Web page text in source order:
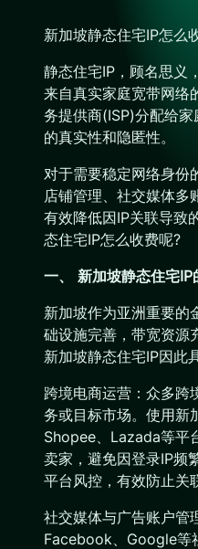
新加坡静态住宅IP怎么
静态住宅IP，顾名思义
来自真实家庭宽带网络
务提供商(ISP)分配给
的真实性和隐匿性。
对于需要稳定网络身份
店铺管理、社交媒体多
有效降低因IP关联导致
态住宅IP怎么收费呢?
一、 新加坡静态住宅IP
新加坡作为亚洲重要的
础设施完善，带宽资源
新加坡静态住宅IP因此
跨境电商运营：众多跨
务或目标市场。使用新
Shopee、Lazada等平
卖家，避免因登录IP频
平台风控，有效防止关
社交媒体与广告账户管
Facebook、Google等